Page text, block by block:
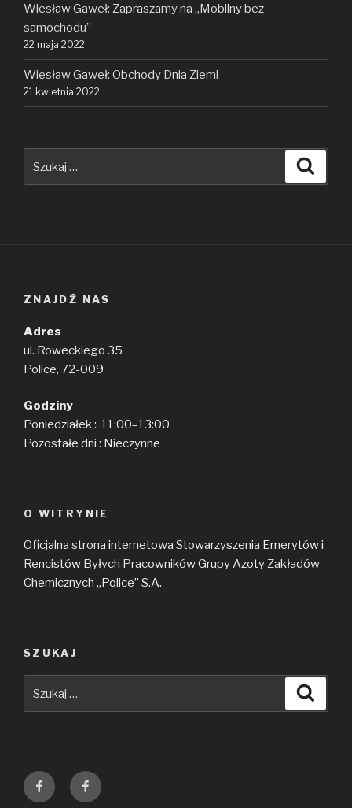
Wiesław Gaweł: Zapraszamy na „Mobilny bez
samochodu”
22 maja 2022
Wiesław Gaweł: Obchody Dnia Ziemi
21 kwietnia 2022
ZNAJDŹ NAS
Adres
ul. Roweckiego 35
Police, 72-009
Godziny
Poniedziałek : 11:00–13:00
Pozostałe dni : Nieczynne
O WITRYNIE
Oficjalna strona internetowa Stowarzyszenia Emerytów i
Rencistów Byłych Pracowników Grupy Azoty Zakładów
Chemicznych „Police” S.A.
SZUKAJ
Grupa
Emerytów
Grupa
Azoty